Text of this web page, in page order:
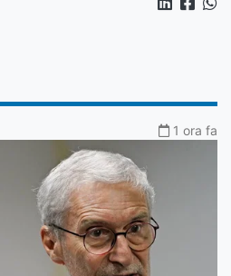
1 ora fa